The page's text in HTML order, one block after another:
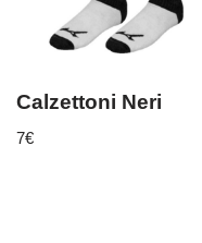
Calzettoni Neri
7€